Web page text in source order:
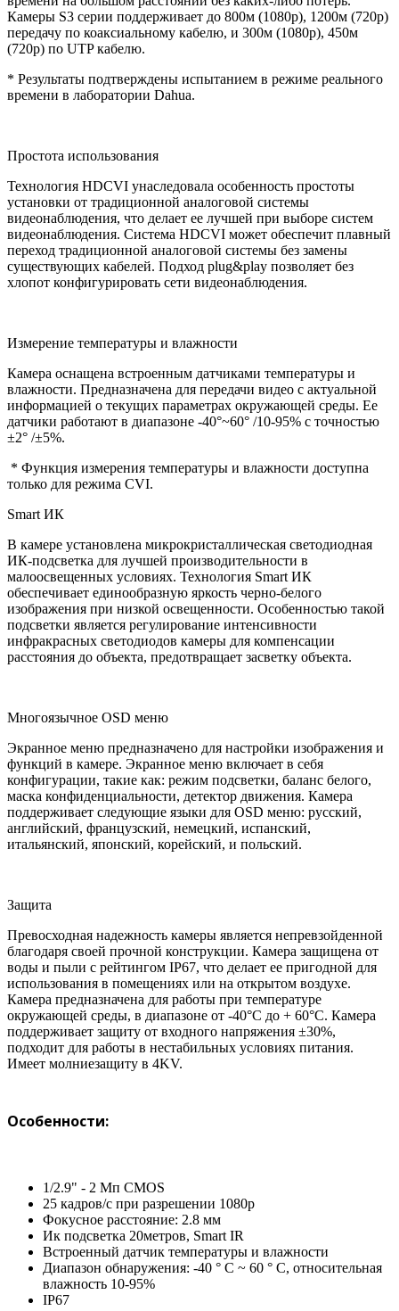
Камеры S3 серии поддерживает до 800м (1080p), 1200м (720p)
передачу по коаксиальному кабелю, и 300м (1080p), 450м
(720p) по UTP кабелю.
* Результаты подтверждены испытанием в режиме реального
времени в лаборатории Dahua.
Простота использования
Технология HDCVI унаследовала особенность простоты
установки от традиционной аналоговой системы
видеонаблюдения, что делает ее лучшей при выборе систем
видеонаблюдения. Система HDCVI может обеспечит плавный
переход традиционной аналоговой системы без замены
существующих кабелей. Подход plug&play позволяет без
хлопот конфигурировать сети видеонаблюдения.
Измерение температуры и влажности
Камера оснащена встроенным датчиками температуры и
влажности. Предназначена для передачи видео с актуальной
информацией о текущих параметрах окружающей среды. Ее
датчики работают в диапазоне -40°~60° /10-95% с точностью
±2° /±5%.
* Функция измерения температуры и влажности доступна
только для режима CVI.
Smart ИК
В камере установлена микрокристаллическая светодиодная
ИК-подсветка для лучшей производительности в
малоосвещенных условиях. Технология Smart ИК
обеспечивает единообразную яркость черно-белого
изображения при низкой освещенности. Особенностью такой
подсветки является регулирование интенсивности
инфракрасных светодиодов камеры для компенсации
расстояния до объекта, предотвращает засветку объекта.
Многоязычное OSD меню
Экранное меню предназначено для настройки изображения и
функций в камере. Экранное меню включает в себя
конфигурации, такие как: режим подсветки, баланс белого,
маска конфиденциальности, детектор движения. Камера
поддерживает следующие языки для OSD меню: русский,
английский, французский, немецкий, испанский,
итальянский, японский, корейский, и польский.
Защита
Превосходная надежность камеры является непревзойденной
благодаря своей прочной конструкции. Камера защищена от
воды и пыли с рейтингом IP67, что делает ее пригодной для
использования в помещениях или на открытом воздухе.
Камера предназначена для работы при температуре
окружающей среды, в диапазоне от -40°C до + 60°С. Камера
поддерживает защиту от входного напряжения ±30%,
подходит для работы в нестабильных условиях питания.
Имеет молниезащиту в 4KV.
Особенности:
1/2.9" - 2 Мп CMOS
25 кадров/с при разрешении 1080р
Фокусное расстояние: 2.8 мм
Ик подсветка 20метров, Smart IR
Встроенный датчик температуры и влажности
Диапазон обнаружения: -40 ° C ~ 60 ° C, относительная
влажность 10-95%
IP67